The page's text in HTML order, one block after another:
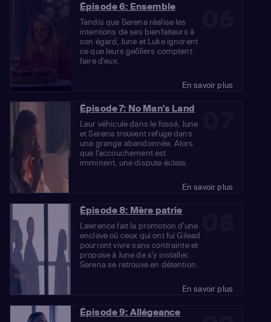
Épisode 6: Ensemble
Tandis que Serena réalise les
intentions de ses bienfaiteurs à
son égard, June et Luke ignorent
ce que leurs geôliers comptent
faire d'eux.
En savoir plus
Épisode 7: No Man's Land
Leur véhicule dans le fossé, June
et Serena trouvent refuge dans
une grange abandonnée. Alors
que l'accouchement est
imminent, une dispute éclate.
En savoir plus
Épisode 8: Mère patrie
Lawrence fait la promotion d'une
enclave où ceux qui ont fui Gilead
pourront vivre sans contrainte et
propose à June de s'y installer.
Serena se retrouve en détention.
En savoir plus
Épisode 9: Allégeance